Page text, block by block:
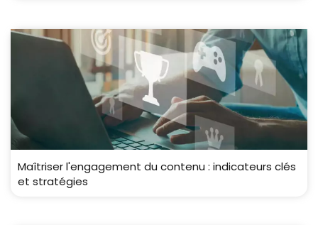
Maîtriser l'engagement du contenu : indicateurs clés
et stratégies